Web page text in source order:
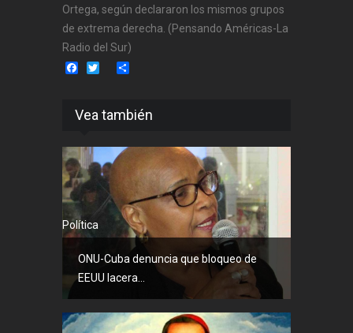
Ortega, según declararon los mismos grupos
de extrema derecha. (Pensando Américas-La
Radio del Sur)
Facebook
Twitter
Vea también
Política
ONU-Cuba denuncia que bloqueo de
EEUU lacera...